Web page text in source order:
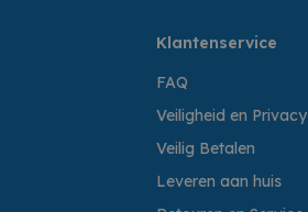
Klantenservice
FAQ
Veiligheid en Privacy
Veilig Betalen
Leveren aan huis